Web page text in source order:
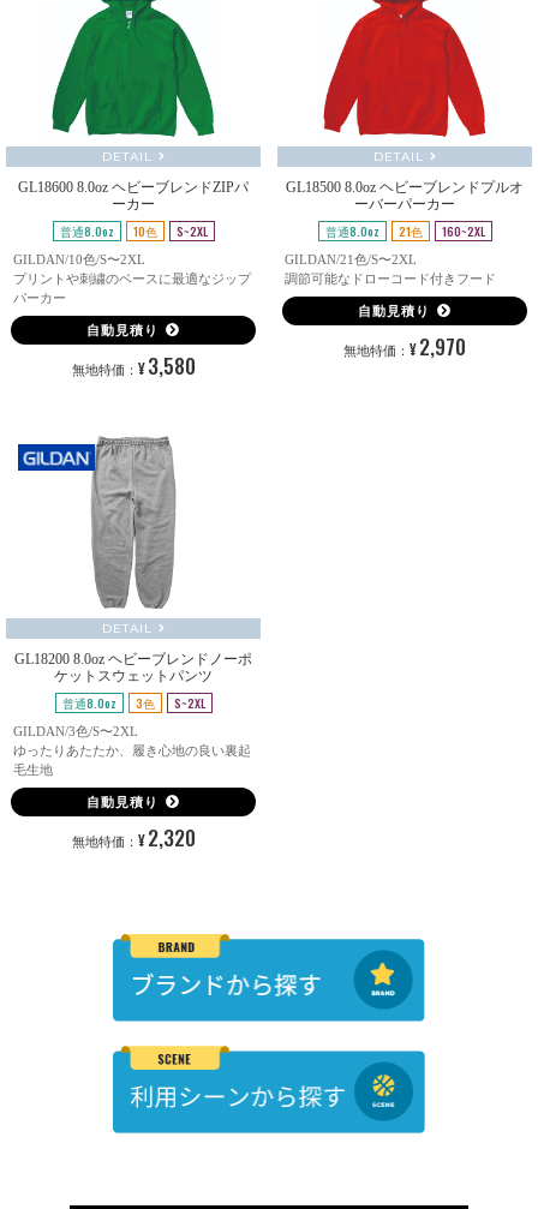
DETAIL
GL18600 8.0oz ヘビーブレンドZIPパ
ーカー
普通8.0oz 10色 S~2XL
GILDAN/10色/S〜2XL
プリントや刺繍のベースに最適なジップ
パーカー
自動見積り
無地特価： ¥ 3,580
DETAIL
GL18500 8.0oz ヘビーブレンドプルオ
ーバーパーカー
普通8.0oz 21色 160~2XL
GILDAN/21色/S〜2XL
調節可能なドローコード付きフード
自動見積り
無地特価：¥ 2,970
DETAIL
GL18200 8.0oz ヘビーブレンドノーポ
ケットスウェットパンツ
普通8.0oz 3色 S~2XL
GILDAN/3色/S〜2XL
ゆったりあたたか、履き心地の良い裏起
毛生地
自動見積り
無地特価： ¥ 2,320